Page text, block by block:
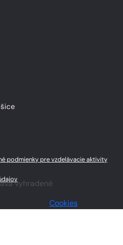
podmienky pre vzdelávacie aktivity
vyhradené
Cookies